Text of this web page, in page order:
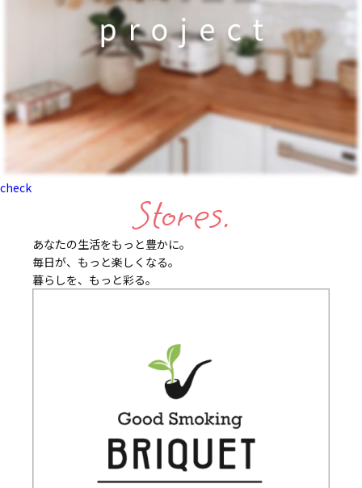
check
Stores.
あなたの生活をもっと豊かに。
毎日が、もっと楽しくなる。
暮らしを、もっと彩る。